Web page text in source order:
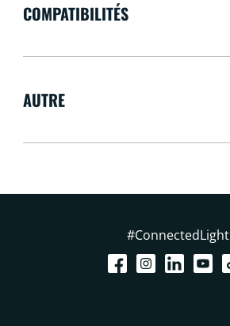
COMPATIBILITÉS
AUTRE
#ConnectedLight